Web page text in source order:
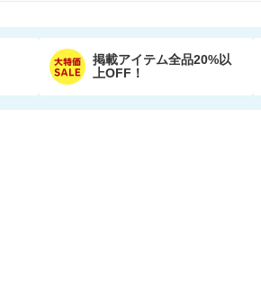
掲載アイテム全品20%以
上OFF！